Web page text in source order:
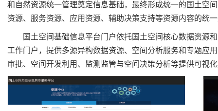
和自然资源统一管理奠定信息基础，最终形成统一的国土空
资源、服务资源、应用资源、辅助决策支持等资源内容的统
国土空间基础信息平台门户依托国土空间核心数据资源
工作门户，提供多源异构数据资源、空间分析服务和专题应
审批、空间开发利用、监测监管与空间决策分析等提供可视